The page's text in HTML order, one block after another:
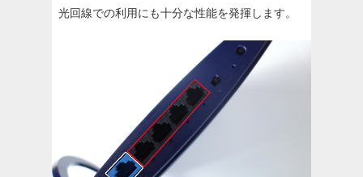
光回線での利用にも十分な性能を発揮します。